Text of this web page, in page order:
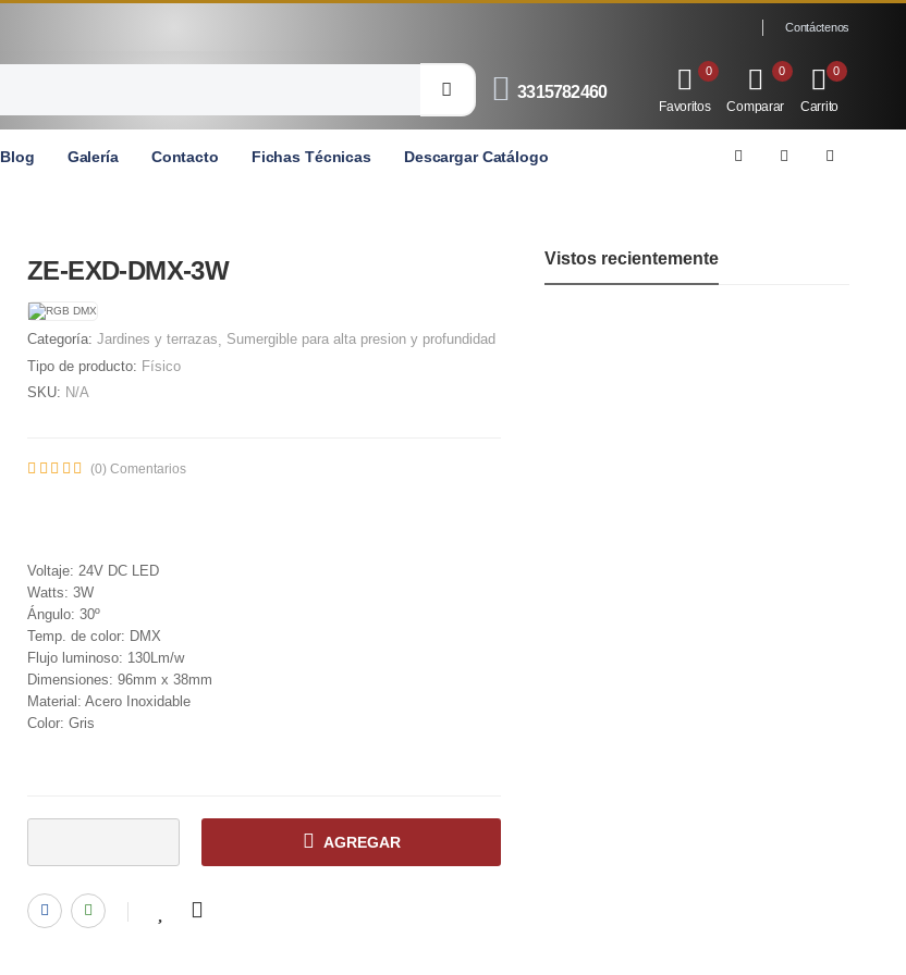
Contáctenos
3315782460
0
Favoritos
0
Comparar
0
Carrito
Blog Galería Contacto Fichas Técnicas Descargar Catálogo
ZE-EXD-DMX-3W
Categoría: Jardines y terrazas
Sumergible para alta presion y profundidad
Tipo de producto: Físico
SKU: N/A
(0) Comentarios
Voltaje: 24V DC LED
Watts: 3W
Ángulo: 30º
Temp. de color: DMX
Flujo luminoso: 130Lm/w
Dimensiones: 96mm x 38mm
Material: Acero Inoxidable
Color: Gris
AGREGAR
Vistos recientemente